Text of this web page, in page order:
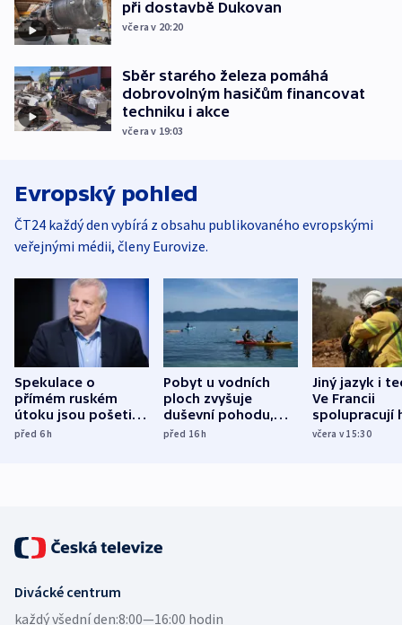
při dostavbě Dukovan
včera v 20:20
Sběr starého železa pomáhá
dobrovolným hasičům financovat
techniku i akce
včera v 19:03
Evropský pohled
ČT24 každý den vybírá z obsahu publikovaného evropskými
veřejnými médii, členy Eurovize.
Spekulace o
přímém ruském
útoku jsou pošetilé,
míní estonský
před 6h
Pobyt u vodních
ploch zvyšuje
duševní pohodu,
ukázala
před 16h
Jiný jazyk i
Ve Francii
spolupracují
různých zemí
včera v 15:30
Divácké centrum
každý všední den:8:00—16:00 hodin